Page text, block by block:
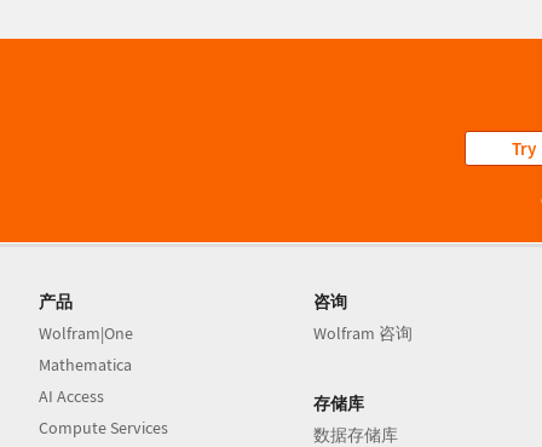
Try
产品
Wolfram|One
Mathematica
AI Access
Compute Services
咨询
Wolfram 咨询
存储库
数据存储库